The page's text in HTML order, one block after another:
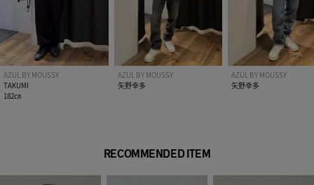
AZUL BY MOUSSY
TAKUMI
182㎝
AZUL BY MOUSSY
矢野幸多
AZUL BY MOUSSY
矢野幸多
RECOMMENDED ITEM